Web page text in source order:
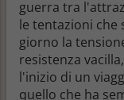
guerra tra
le tentazioni che
giorno la
resistenza
l'inizio di un
quello che ha